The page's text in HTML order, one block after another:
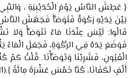
{ عَطِشَ النَّاسُ يَوْمَ الْحُدَيْبِيَةِ ،
بَيْنَ يَدَيْهِ رَكْوَةٌ فَتَوَضَّأَ فَجَهَشَ
قَالُوا: لَيْسَ عِنْدَنَا مَاءٌ نَتَوَضَّأُ وَلاَ
فَوَضَعَ يَدَهُ فِي الرَّكْوَةِ، فَجَعَلَ الْمَاءُ
الْعُيُونِ، فَشَرِبْنَا وَتَوَضَّأْنَا. قُلْتُ كَمْ
أَلْفٍ لَكَفَانَا، كُنَّا خَمْسَ عَشْرَةَ مِائَةً }
.
(11)